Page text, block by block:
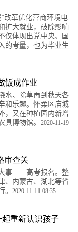
改革优化营商环境电
扩大就业，破除影响
仅体现出党中央、国
的考量，也为毕业生
饭成作业
水、除草再到秋天各
和乐趣。怀柔区庙城
，又在种植园内新增
具博物馆。 2020-11-19
审查关
事——高考报名。整
、内蒙古、湖北等省
。 2020-11-11 08:35
起重新认识孩子